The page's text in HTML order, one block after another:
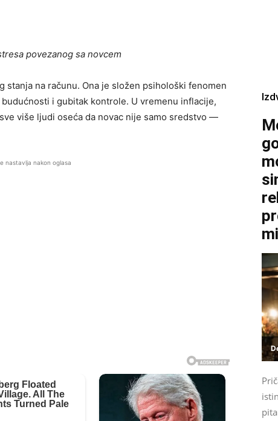
povezanog sa novcem
stanja na računu. Ona je složen psihološki fenomen
i gubitak kontrole. U vremenu inflacije,
više ljudi oseća da novac nije samo sredstvo —
nastavlja nakon oglasa